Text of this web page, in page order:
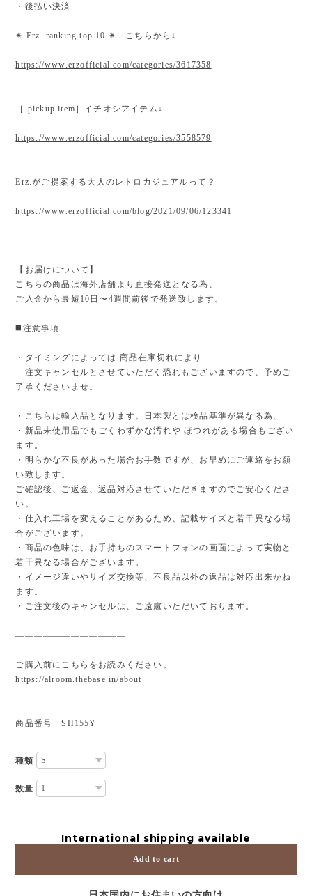
・後払い決済
✴︎ Erz. ranking top 10 ✴︎ こちらから↓
https://www.erzofficial.com/categories/3617358
［ pickup item］イチオシアイテム↓
https://www.erzofficial.com/categories/3558579
Erz.がご提案する大人のレトロカジュアルって？
https://www.erzofficial.com/blog/2021/09/06/123341
【お届けについて】
こちらの商品は海外店舗より直接発送となる為、
ご入金から最短10日〜4週間前後で発送致します。
◼️注意事項
・タイミングによっては 商品在庫切れにより
注文キャンセルとさせていただく恐れもございますので、予めご
了承くださいませ。
・こちらは輸入品となります。日本製とは検品基準が異なる為、
・新品未使用品でもごくわずかな汚れや ほつれがある場合もござい
ます。
・明らかな不良があった場合お手数ですが、お早めにご連絡をお願
い致します。
ご確認後、ご返金、返品対応させていただきますのでご安心くださ
い。
・仕入れ工場を変えることがあるため、記載サイズと若干異なる場
合がございます。
・商品の色味は、お手持ちのスマートフォンの画面によって実物と
若干異なる場合がございます。
・イメージ違いやサイズ交換等、不良品以外の返品は対応出来かね
ます。
・ご注文後のキャンセルは、ご遠慮いただいております。
————————————
ご購入前にこちらをお読みください。
https://alroom.thebase.in/about
商品番号 SH155Y
種類
数量
International shipping available
Add to cart